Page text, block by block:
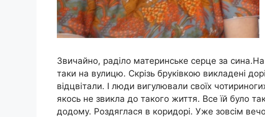
Звичайно, раділо материнське серце за
таки на вулицю. Скрізь бруківкою викладені
відцвітали. І люди вигулювали своїх
якось не звикла до такого життя. Все їй було
додому. Роздяглася в коридорі. Уже зовсім